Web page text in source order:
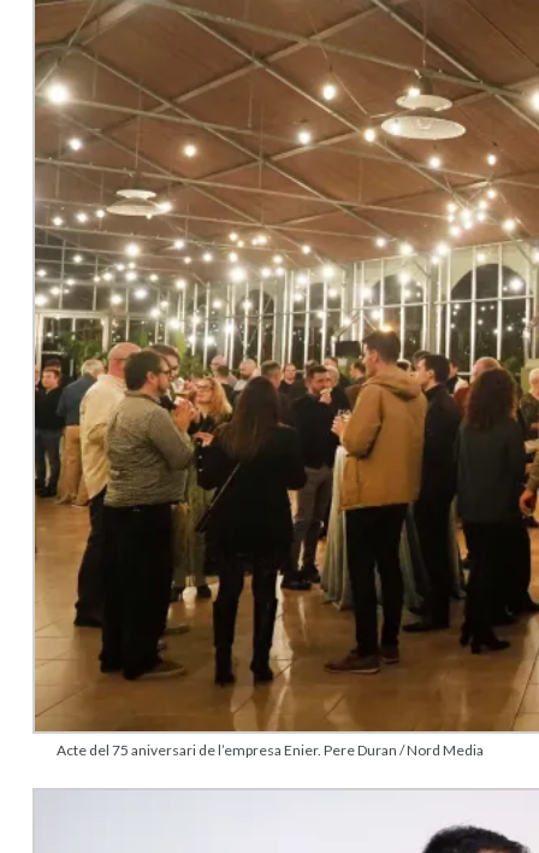
Acte del 75 aniversari de l’empresa Enier. Pere Duran / Nord Media